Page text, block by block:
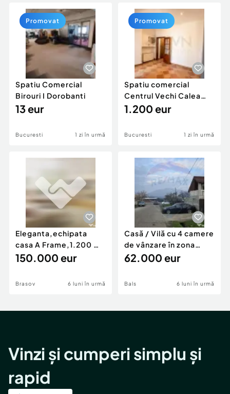
Servicii
Animale de companie
Afaceri și echipamente profesionale
Inchiriere Bunuri si Vehicule
Utilaje agricole si industriale
Piese auto si accesorii
Dacia Duster
Spatiu Comercial
Birouri I Dorobanti
13 eur
Bucuresti 1 zi în urmă
Promovat
Spatiu comercial
Centrul Vechi Calea
Victoriei
1.200 eur
Bucuresti 1 zi în urmă
Promovat
Eleganta,echipata
casa A Frame,1.200 mp
teren,deschidere Pia
150.000 eur
Brasov 6 luni în urmă
Casă / Vilă cu 4 camere
de vânzare în zona
Periferie
62.000 eur
Bals 6 luni în urmă
Vinzi și cumperi simplu și
rapid